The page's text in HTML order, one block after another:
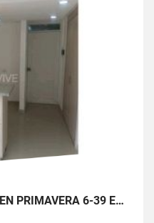
SE VENDE APARTAMENTO EN PRIMAVERA 6-39 ET 2 PUENTE ARANDA